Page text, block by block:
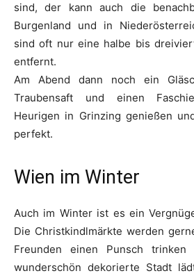
sind, der kann auch die
Burgenland und in
sind oft nur eine halbe bis
entfernt.
Am Abend dann noch ein
Traubensaft und einen
Heurigen in Grinzing genießen
perfekt.
Wien im Winter
Auch im Winter ist es ein
Die Christkindlmärkte werden
Freunden einen Punsch
wunderschön dekorierte Stadt